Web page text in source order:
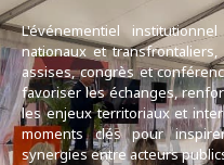
L'événementiel
nationaux et
assises, congrès et
favoriser les échanges,
les enjeux territoriaux et
moments clés pour
synergies entre acteurs